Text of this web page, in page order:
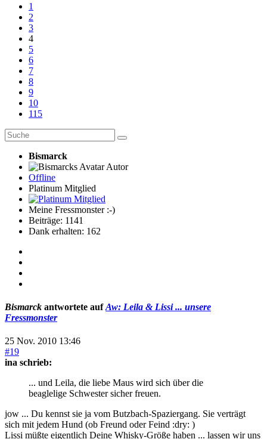
1
2
3
4
5
6
7
8
9
10
115
Bismarck
Autor
Offline
Platinum Mitglied
Meine Fressmonster :-)
Beiträge: 1141
Dank erhalten: 162
Bismarck antwortete aufAw: Leila & Lissi ... unsere
Fressmonster
25 Nov. 2010 13:46
#19
ina schrieb:
... und Leila, die liebe Maus wird sich über die
beaglelige Schwester sicher freuen.
jow ... Du kennst sie ja vom Butzbach-Spaziergang. Sie verträgt
sich mit jedem Hund (ob Freund oder Feind :dry: )
Lissi müßte eigentlich Deine Whisky-Größe haben ... lassen wir uns